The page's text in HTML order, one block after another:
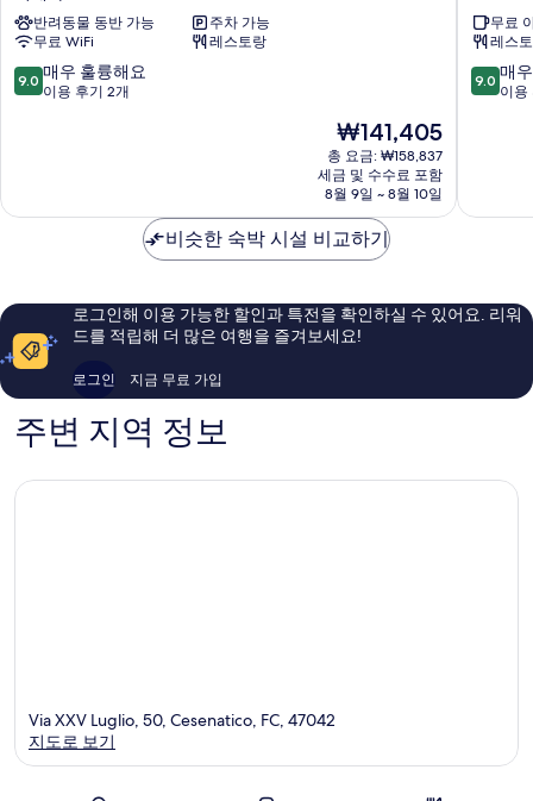
르
넬
라
이
반려동물 동반 가능
주차 가능
무료 WiFi
레스토랑
10
점
매
해
이
용
2
9.0 매우 훌륭해요
이용 후기 2개
현
재
요
금
₩141,405
₩141,405
총 요금: ₩158,837
세금 및 수수료 포함
8월 9일 ~ 8월 10일
드
메
두
사
무료
레스
10
점
매
해
요,
9.0 매
이용
비슷한 숙박 시설 비교하기
로그인해 이용 가능한 할인과 특전을 확인하실 수 있어요. 리워
드를 적립해 더 많은 여행을 즐겨보세요!
로그인 지금 무료 가입
주변 지역 정보
Via XXV Luglio, 50, Cesenatico, FC, 47042
지도로 보기